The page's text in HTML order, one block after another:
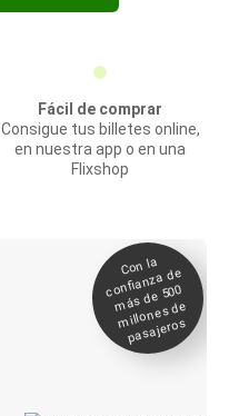
Fácil de comprar
Consigue tus billetes online,
en nuestra app o en una
Flixshop
Con la
confianza de
más de 500
millones de
pasajeros